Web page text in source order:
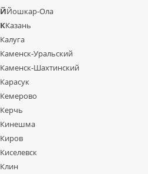
ЙЙошкар-Ола
ККазань
Калуга
Каменск-Уральский
Каменск-Шахтинский
Карасук
Кемерово
Керчь
Кинешма
Киров
Киселевск
Клин